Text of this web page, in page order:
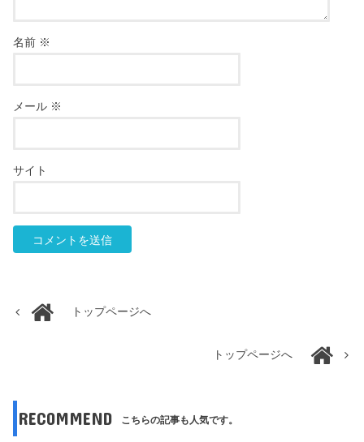
名前 ※
メール ※
サイト
トップページへ
トップページへ
RECOMMEND こちらの記事も人気です。